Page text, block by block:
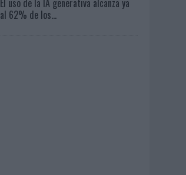
al 62% de los...